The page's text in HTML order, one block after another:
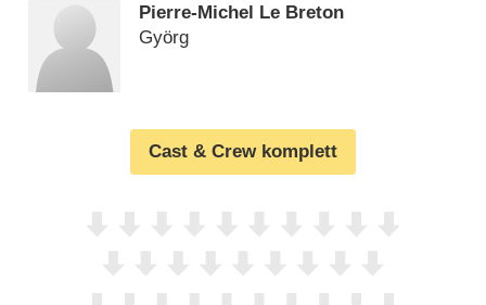
Pierre-Michel Le Breton
Györg
Cast & Crew komplett